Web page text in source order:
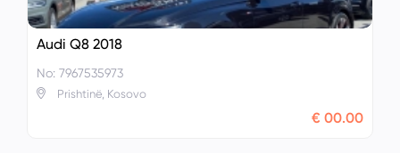
Audi Q8 2018
No: 7967535973
Prishtinë, Kosovo
€ 00.00